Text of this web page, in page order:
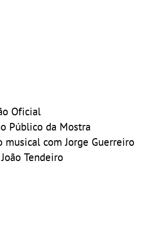
Oficial
Público da Mostra
musical com Jorge Guerreiro
Tendeiro